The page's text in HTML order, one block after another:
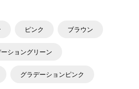
ピンク ブラウン
ショングリーン
グラデーションピンク